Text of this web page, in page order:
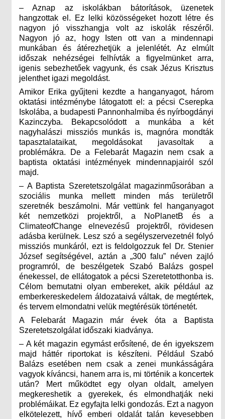
– Aznap az iskolákban bátorítások, üzenetek
hangzottak el. Ez lelki közösségeket hozott létre és
nagyon jó visszhangja volt az iskolák részéről.
Nagyon jó az, hogy Isten ott van a mindennapi
munkában és átérezhetjük a jelenlétét. Az elmúlt
időszak nehézségei felhívták a figyelmünket arra,
igenis sebezhetőek vagyunk, és csak Jézus Krisztus
jelenthet igazi megoldást.
Amikor Erika gyűjteni kezdte a hanganyagot, három
oktatási intézménybe látogatott el: a pécsi Cserepka
Iskolába, a budapesti Pannonhalmiba és nyírbogdányi
Kazinczyba. Bekapcsolódott a munkába a két
nagyhalászi missziós munkás is, magnóra mondták
tapasztalataikat, megoldásokat javasoltak a
problémákra. De a Felebarát Magazin nem csak a
baptista oktatási intézmények mindennapjairól szól
majd.
– A Baptista Szeretetszolgálat magazinműsorában a
szociális munka mellett minden más területről
szeretnék beszámolni. Már vettünk fel hanganyagot
két nemzetközi projektről, a NoPlanetB és a
ClimateofChange elnevezésű projektről, rövidesen
adásba kerülnek. Lesz szó a segélyszervezetnél folyó
missziós munkáról, ezt is feldolgozzuk fel Dr. Stenier
József segítségével, aztán a „300 falu” néven zajló
programról, de beszélgetek Szabó Balázs gospel
énekessel, de ellátogatok a pécsi Szeretetotthonba is.
Célom bemutatni olyan embereket, akik például az
emberkereskedelem áldozataivá váltak, de megtértek,
és tervem elmondatni velük megtérésük történetét.
A Felebarát Magazin már évek óta a Baptista
Szeretetszolgálat időszaki kiadványa.
– A két magazin egymást erősítené, de én igyekszem
majd háttér riportokat is készíteni. Például Szabó
Balázs esetében nem csak a zenei munkásságára
vagyok kíváncsi, hanem arra is, mi történik a koncertek
után? Mert működtet egy olyan oldalt, amelyen
megkereshetik a gyerekek, és elmondhatják neki
problémáikat. Ez egyfajta lelki gondozás. Ezt a nagyon
elkötelezett, hívő emberi oldalát talán kevesebben